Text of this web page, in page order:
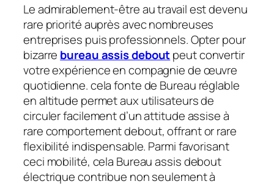
Le admirablement-être au travail est devenu
rare priorité auprès avec nombreuses
entreprises puis professionnels. Opter pour
bizarre bureau assis deboutpeut convertir
votre expérience en compagnie de œuvre
quotidienne. cela fonte de Bureau réglable
en altitude permet aux utilisateurs de
circuler facilement d’un attitude assise à
rare comportement debout, offrant or rare
flexibilité indispensable. Parmi favorisant
ceci mobilité, cela Bureau assis debout
électrique contribue non seulement à